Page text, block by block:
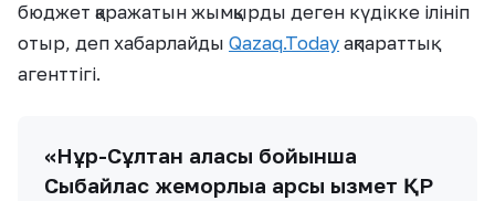
бюджет қаражатын жымқырды деген күдікке ілініп
отыр, деп хабарлайды Qazaq.Today ақпараттық
агенттігі.
«Нұр-Cұлтан қаласы бойынша
Cыбайлас жемқорлыққа қарсы қызмет ҚР